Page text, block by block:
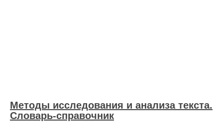
Методы исследования и анализа текста.
Словарь-справочник